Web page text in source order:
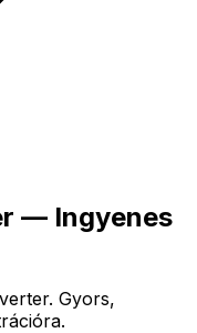
— Ingyenes
Gyors,